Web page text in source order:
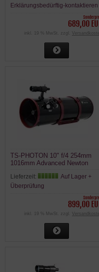
Erklärungsbedürftig-kontaktieren
689,00
inkl. 19 % MwSt. zzgl.
TS-PHOTON 10" f/4 254mm
1016mm Advanced Newton
Lieferzeit:
Auf Lager +
Überprüfung
899,00
inkl. 19 % MwSt. zzgl.